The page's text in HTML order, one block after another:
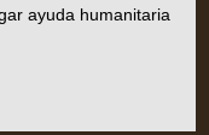
ayuda humanitaria